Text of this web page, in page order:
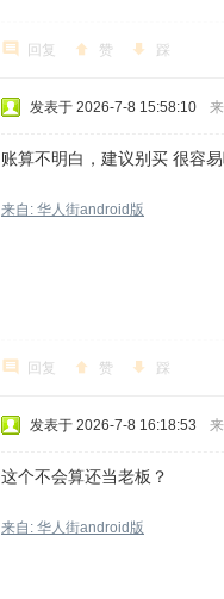
回复 赞 踩
发表于 2026-7-8 15:58:10
账算不明白，建议别买 很容
来自: 华人街android版
回复 赞 踩
发表于 2026-7-8 16:18:53
这个不会算还当老板？
来自: 华人街android版